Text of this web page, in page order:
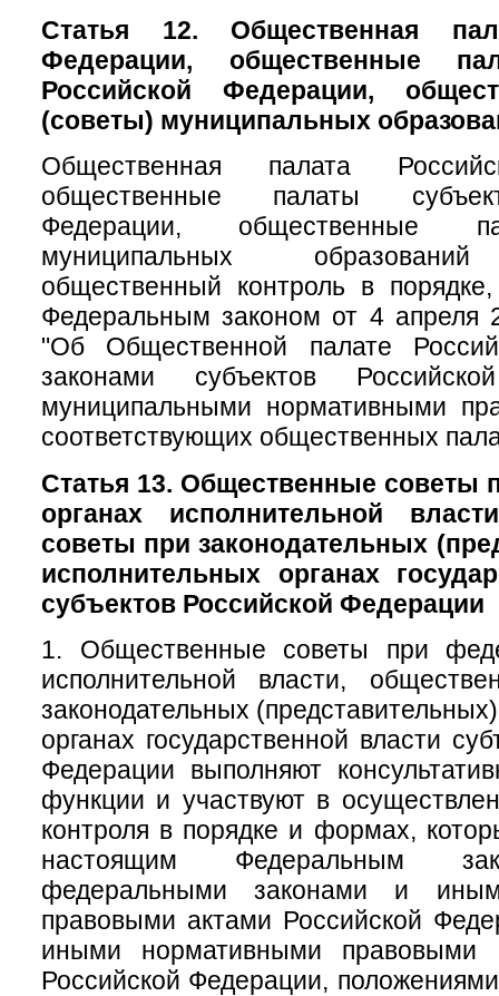
Статья 12. Общественная
Федерации, общественные
Российской Федерации,
(советы) муниципальных
Общественная палата
общественные палаты
Федерации, общественные
муниципальных
общественный контроль в
Федеральным законом от 4 апреля
"Об Общественной палате
законами субъектов
муниципальными нормативными
соответствующих общественных
Статья 13. Общественные советы
органах исполнительной
советы при законодательных
исполнительных органах
субъектов Российской Федерации
1. Общественные советы при
исполнительной власти,
законодательных
органах государственной власти
Федерации выполняют
функции и участвуют в
контроля в порядке и формах,
настоящим Федеральным
федеральными законами и
правовыми актами Российской
иными нормативными правовыми
Российской Федерации,